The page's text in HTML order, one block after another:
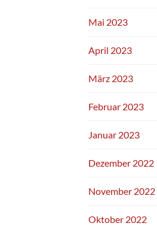
Mai 2023
April 2023
März 2023
Februar 2023
Januar 2023
Dezember 2022
November 2022
Oktober 2022